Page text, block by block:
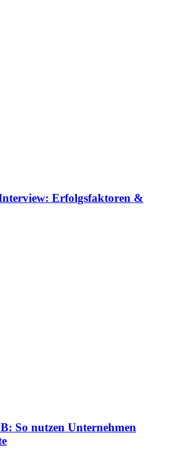
Erfolgsfaktoren &
So nutzen Unternehmen